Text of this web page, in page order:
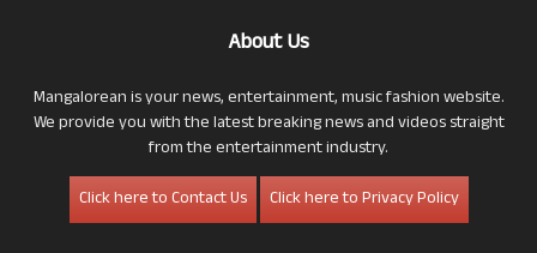
About Us
Mangalorean is your news, entertainment, music fashion website.
We provide you with the latest breaking news and videos straight
from the entertainment industry.
Click here to Contact Us
Click here to Privacy Policy